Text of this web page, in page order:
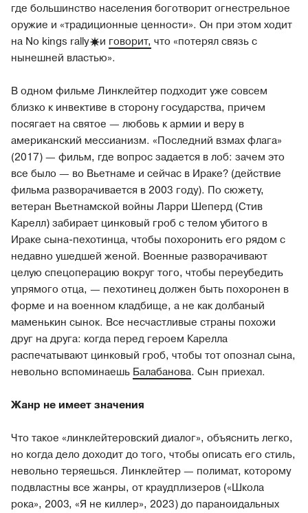
где большинство населения боготворит огнестрельное
оружие и «традиционные ценности». Он при этом ходит
на No kings rally и говорит, что «потерял связь с
нынешней властью».
В одном фильме Линклейтер подходит уже совсем
близко к инвективе в сторону государства, причем
посягает на святое — любовь к армии и веру в
американский мессианизм. «Последний взмах флага»
(2017) — фильм, где вопрос задается в лоб: зачем это
все было — во Вьетнаме и сейчас в Ираке? (действие
фильма разворачивается в 2003 году). По сюжету,
ветеран Вьетнамской войны Ларри Шеперд (Стив
Карелл) забирает цинковый гроб с телом убитого в
Ираке сына-пехотинца, чтобы похоронить его рядом с
недавно ушедшей женой. Военные разворачивают
целую спецоперацию вокруг того, чтобы переубедить
упрямого отца, — пехотинец должен быть похоронен в
форме и на военном кладбище, а не как долбаный
маменькин сынок. Все несчастливые страны похожи
друг на друга: когда перед героем Карелла
распечатывают цинковый гроб, чтобы тот опознал сына,
невольно вспоминаешь Балабанова. Сын приехал.
Жанр не имеет значения
Что такое «линклейтеровский диалог», объяснить легко,
но когда дело доходит до того, чтобы описать его стиль,
невольно теряешься. Линклейтер — полимат, которому
подвластны все жанры, от краудплизеров («Школа
рока», 2003, «Я не киллер», 2023) до параноидальных